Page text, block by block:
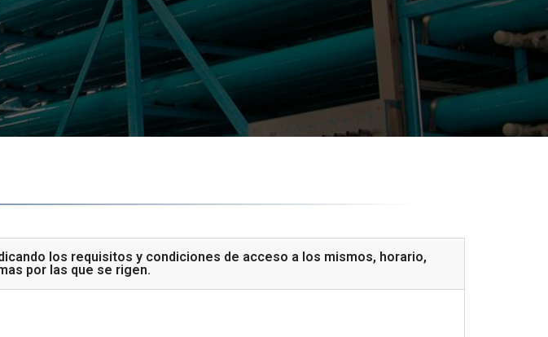
los requisitos y condiciones de acceso a los mismos, horario,
por las que se rigen.